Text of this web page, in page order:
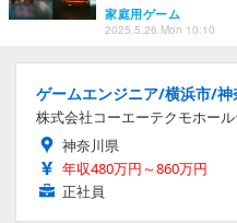
家庭用ゲーム
2025.5.26 Mon 10:10
ゲームエンジニア/横浜市/
株式会社コーエーテクモホー
神奈川県
年収480万円～860万円
正社員